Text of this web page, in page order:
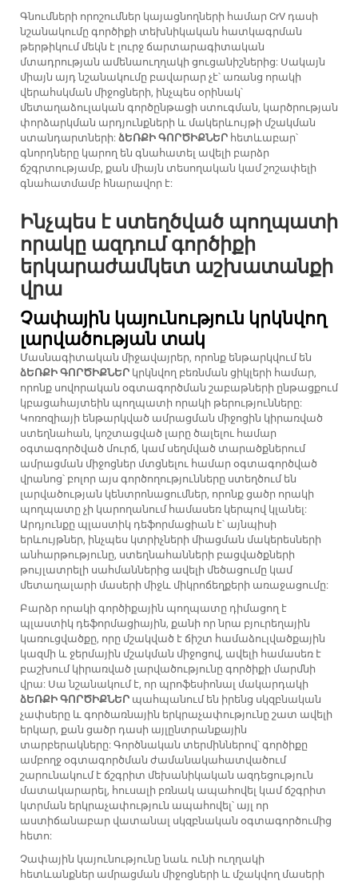
Գնումների որոշումներ կայացնողների համար CrV դասի
նշանակումը գործիքի տեխնիկական հատկագրման
թերթիկում մեկն է լուրջ ճարտարագիտական
մտադրության ամենաուղղակի ցուցանիշներից: Սակայն
միայն այդ նշանակումը բավարար չէ՝ առանց որակի
վերահսկման միջոցների, ինչպես օրինակ՝
մետաղաձուլական գործընթացի ստուգման, կարծրության
փորձարկման արդյունքների և մակերևույթի մշակման
ստանդարտների: ձԵՌՔԻ ԳՈՐԾԻՔՆԵՐ հետևաբար՝
գնորդները կարող են գնահատել ավելի բարձր
ճշգրտությամբ, քան միայն տեսողական կամ շոշափելի
գնահատմամբ հնարավոր է:
Ինչպես է ստեղծված պողպատի
որակը ազդում գործիքի
երկարաժամկետ աշխատանքի
վրա
Չափային կայունություն կրկնվող
լարվածության տակ
Մասնագիտական միջավայրեր, որոնք ենթարկվում են
ձԵՌՔԻ ԳՈՐԾԻՔՆԵՐ կրկնվող բեռնման ցիկլերի համար,
որոնք սովորական օգտագործման շաբաթների ընթացքում
կբացահայտեին պողպատի որակի թերությունները:
Կոռոզիայի ենթարկված ամրացման միջոցին կիրառված
ստեղնահան, կոշտացված լարը ծալելու համար
օգտագործված մուրճ, կամ սեղմված տարածքներում
ամրացման միջոցներ մտցնելու համար օգտագործված
վրանոց՝ բոլոր այս գործողությունները ստեղծում են
լարվածության կենտրոնացումներ, որոնք ցածր որակի
պողպատը չի կարողանում համասեռ կերպով կլանել:
Արդյունքը պլաստիկ դեֆորմացիան է՝ այնպիսի
երևույթներ, ինչպես կտրիչների միացման մակերեսների
անհարթությունը, ստեղնահանների բացվածքների
թույլատրելի սահմաններից ավելի մեծացումը կամ
մետաղալարի մասերի միջև միկրոճեղքերի առաջացումը:
Բարձր որակի գործիքային պողպատը դիմացող է
պլաստիկ դեֆորմացիային, քանի որ նրա բյուրեղային
կառուցվածքը, որը մշակված է ճիշտ համաձուլվածքային
կազմի և ջերմային մշակման միջոցով, ավելի համասեռ է
բաշխում կիրառված լարվածությունը գործիքի մարմնի
վրա: Սա նշանակում է, որ պրոֆեսիոնալ մակարդակի
ձԵՌՔԻ ԳՈՐԾԻՔՆԵՐ պահպանում են իրենց սկզբնական
չափսերը և գործառնային երկրաչափությունը շատ ավելի
երկար, քան ցածր դասի այլընտրանքային
տարբերակները: Գործնական տերմիններով՝ գործիքը
ամբողջ օգտագործման ժամանակահատվածում
շարունակում է ճշգրիտ մեխանիկական ազդեցություն
մատակարարել, հուսալի բռնակ ապահովել կամ ճշգրիտ
կտրման երկրաչափություն ապահովել՝ այլ որ
աստիճանաբար վատանալ սկզբնական օգտագործումից
հետո:
Չափային կայունությունը նաև ունի ուղղակի
հետևանքներ ամրացման միջոցների և մշակվող մասերի